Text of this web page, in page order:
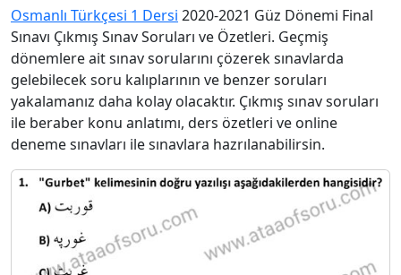
Osmanlı Türkçesi 1 Dersi 2020-2021 Güz Dönemi Final
Sınavı Çıkmış Sınav Soruları ve Özetleri. Geçmiş
dönemlere ait sınav sorularını çözerek sınavlarda
gelebilecek soru kalıplarının ve benzer soruları
yakalamanız daha kolay olacaktır. Çıkmış sınav soruları
ile beraber konu anlatımı, ders özetleri ve online
deneme sınavları ile sınavlara hazrılanabilirsin.